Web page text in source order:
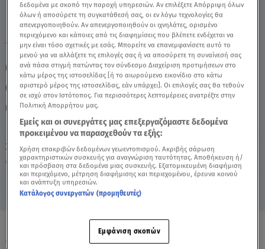
Σάββατο 8 Αυγούστου 2026
16.09.25, 11:56 ΖΩΔΙΑ
TAGS: ΖΩΔΙΑ ΖΩΔΙΑ ΑΣΗ ΜΠΗΛΙΟΥ ΑΣΗ ΜΠΗΛΙΟΥ
ΠΑΡΘΕΝΟΣ
ΑΣΤΡΟΛΟΓΙΚΕΣ ΠΡΟΒΛΕΨΕΙΣ
ΗΜΕΡΗΣΙΕΣ ΠΡΟΒΛΕΨΕΙΣ
ΖΩΔΙΑ ΣΗΜΕΡΑ
BREAKFAST@STAR
ΟΛΑ ΤΑ ΒΙΝΤΕΟ
δεδομένα με σκοπό την παροχή υπηρεσιών. Αν επιλέξετε Απόρριψη όλων
όλων ή αποσύρετε τη συγκατάθεσή σας, οι εν λόγω τεχνολογίες θα
απενεργοποιηθούν. Αν απενεργοποιηθούν οι ιχνηλάτες, ορισμένο
περιεχόμενο και κάποιες από τις διαφημίσεις που βλέπετε ενδέχεται να
μην είναι τόσο σχετικές με εσάς. Μπορείτε να επανεμφανίσετε αυτό το
μενού για να αλλάξετε τις επιλογές σας ή να αποσύρετε τη συναίνεσή σας
ανά πάσα στιγμή πατώντας τον σύνδεσμο Διαχείριση προτιμήσεων στο
κάτω μέρος της ιστοσελίδας [ή το αιωρούμενο εικονίδιο στο κάτω
αριστερό μέρος της ιστοσελίδας, εάν υπάρχει]. Οι επιλογές σας θα τεθούν
σε ισχύ στον Ιστότοπος. Για περισσότερες λεπτομέρειες ανατρέξτε στην
Πολιτική Απορρήτου μας.
Εμείς και οι συνεργάτες μας επεξεργαζόμαστε δεδομένα
προκειμένου να παρασχεθούν τα εξής:
Χρήση επακριβών δεδομένων γεωεντοπισμού. Ακριβής σάρωση
χαρακτηριστικών συσκευής για αναγνώριση ταυτότητας. Αποθήκευση ή/
και πρόσβαση στα δεδομένα μιας συσκευής. Εξατομικευμένη διαφήμιση
και περιεχόμενο, μέτρηση διαφήμισης και περιεχομένου, έρευνα κοινού
και ανάπτυξη υπηρεσιών.
Κατάλογος συνεργατών (προμηθευτές)
Εμφάνιση σκοπών